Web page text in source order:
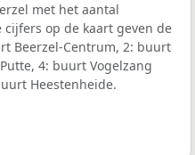
met het aantal
op de kaart geven de
Beerzel-Centrum, 2: buurt
4: buurt Vogelzang
Heestenheide.